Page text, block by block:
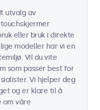
utvalg av
eller bruk i direkte
modeller har vi en
Vil du vite
som passer best for
Vi hjelper deg
og er klare til å
om våre